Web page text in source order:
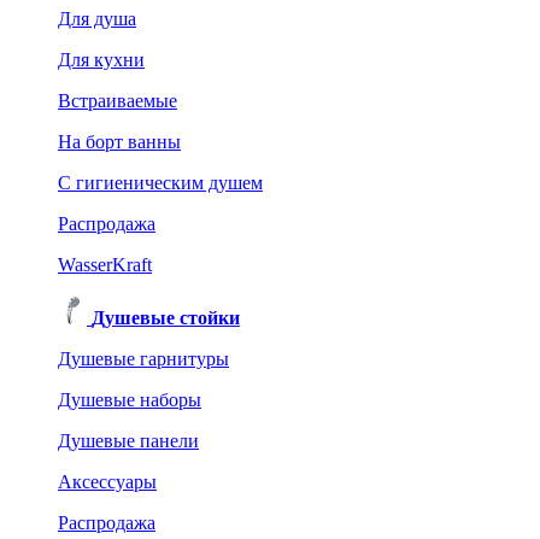
Для душа
Для кухни
Встраиваемые
На борт ванны
C гигиеническим душем
Распродажа
WasserKraft
Душевые стойки
Душевые гарнитуры
Душевые наборы
Душевые панели
Аксессуары
Распродажа